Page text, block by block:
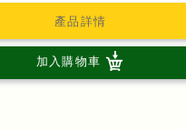
產品詳情
加入購物車